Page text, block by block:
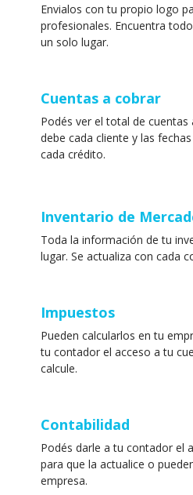
Envialos con tu propio logo
profesionales. Encuentra
un solo lugar.
Cuentas a cobrar
Podés ver el total de
debe cada cliente y las
cada crédito.
Inventario de
Toda la información de tu
lugar. Se actualiza con cada
Impuestos
Pueden calcularlos en tu
tu contador el acceso a tu
calcule.
Contabilidad
Podés darle a tu contador el
para que la actualice o
empresa.